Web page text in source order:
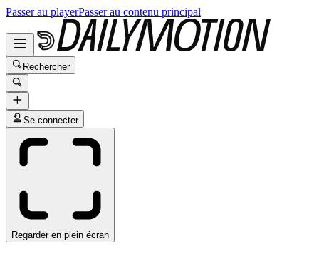
Passer au playerPasser au contenu principal
Rechercher
Se connecter
Regarder en plein écran